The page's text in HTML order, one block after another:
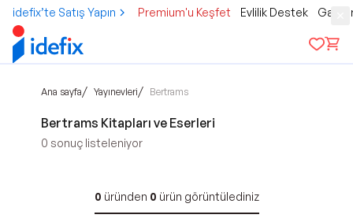
idefix’te Satış Yapın Premium'u Keşfet Evlilik Destek
Ana sayfa/ Yayınevleri/ Bertrams
Bertrams Kitapları ve Eserleri
0 sonuç listeleniyor
0 üründen 0 ürün görüntülediniz